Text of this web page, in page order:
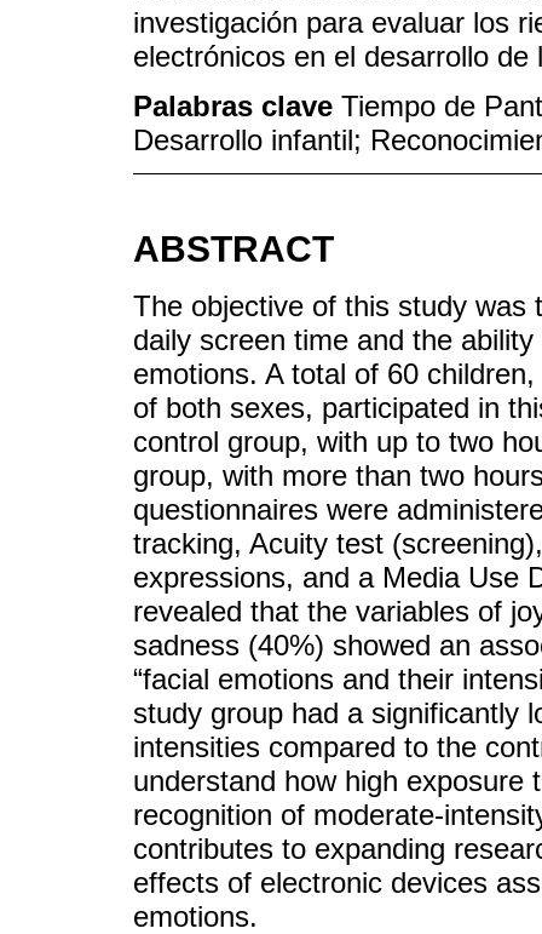
investigación para evaluar los
electrónicos en el desarrollo de
Palabras clave Tiempo de
Desarrollo infantil;
ABSTRACT
The objective of this study was
daily screen time and the
emotions. A total of 60
of both sexes, participated in
control group, with up to two
group, with more than two
questionnaires were
tracking, Acuity test
expressions, and a Media Use
revealed that the variables of
sadness (40%) showed an
“facial emotions and their
study group had a significantly
intensities compared to the
understand how high
recognition of moderate-
contributes to expanding
effects of electronic devices
emotions.